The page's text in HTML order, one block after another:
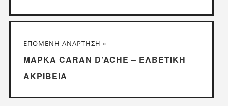
ΕΠΌΜΕΝΗ ΑΝΆΡΤΗΣΗ »
ΜΆΡΚΑ CARAN D’ACHE – ΕΛΒΕΤΙΚΉ
ΑΚΡΊΒΕΙΑ